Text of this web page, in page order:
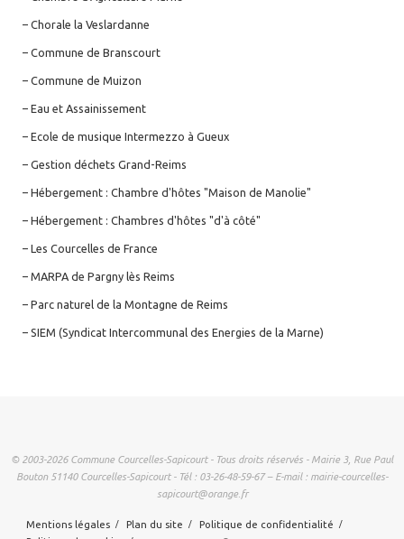
– Chorale la Veslardanne
– Commune de Branscourt
– Commune de Muizon
– Eau et Assainissement
– Ecole de musique Intermezzo à Gueux
– Gestion déchets Grand-Reims
– Hébergement : Chambre d'hôtes "Maison de Manolie"
– Hébergement : Chambres d'hôtes "d'à côté"
– Les Courcelles de France
– MARPA de Pargny lès Reims
– Parc naturel de la Montagne de Reims
– SIEM (Syndicat Intercommunal des Energies de la Marne)
© 2003-2026 Commune Courcelles-Sapicourt - Tous droits réservés - Mairie 3, Rue Paul
Bouton 51140 Courcelles-Sapicourt - Tél : 03-26-48-59-67 – E-mail : mairie-courcelles-
sapicourt@orange.fr
Mentions légales Plan du site
Politique de confidentialité